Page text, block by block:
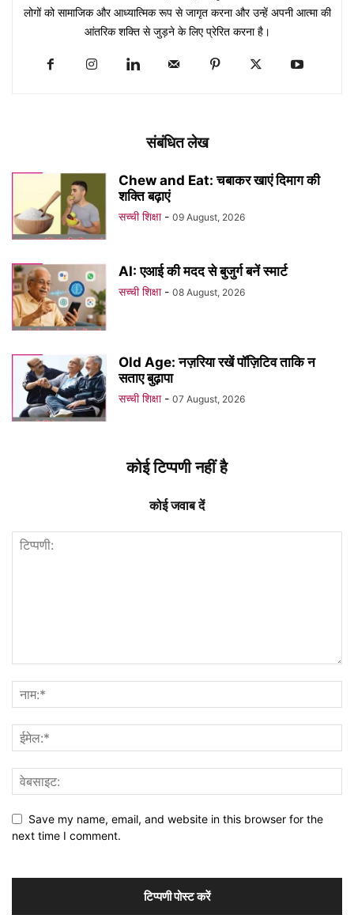
लोगों को सामाजिक और आध्यात्मिक रूप से जागृत करना और उन्हें अपनी आत्मा की
आंतरिक शक्ति से जुड़ने के लिए प्रेरित करना है।
संबंधित लेख
Chew and Eat: चबाकर खाएं दिमाग की
शक्ति बढ़ाएं
सच्ची शिक्षा - 09 August, 2026
AI: एआई की मदद से बुजुर्ग बनें स्मार्ट
सच्ची शिक्षा - 08 August, 2026
Old Age: नज़रिया रखें पॉज़िटिव ताकि न
सताए बुढ़ापा
सच्ची शिक्षा - 07 August, 2026
कोई टिप्पणी नहीं है
कोई जवाब दें
Save my name, email, and website in this browser for the
next time I comment.